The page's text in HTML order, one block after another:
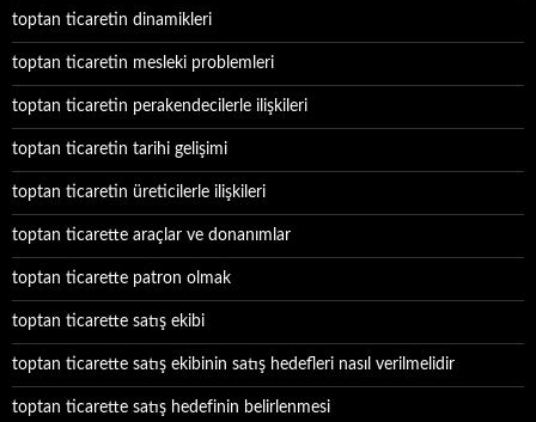
toptan ticaretin dinamikleri
toptan ticaretin mesleki problemleri
toptan ticaretin perakendecilerle ilişkileri
toptan ticaretin tarihi gelişimi
toptan ticaretin üreticilerle ilişkileri
toptan ticarette araçlar ve donanımlar
toptan ticarette patron olmak
toptan ticarette satış ekibi
toptan ticarette satış ekibinin satış hedefleri nasıl verilmelidir
toptan ticarette satış hedefinin belirlenmesi